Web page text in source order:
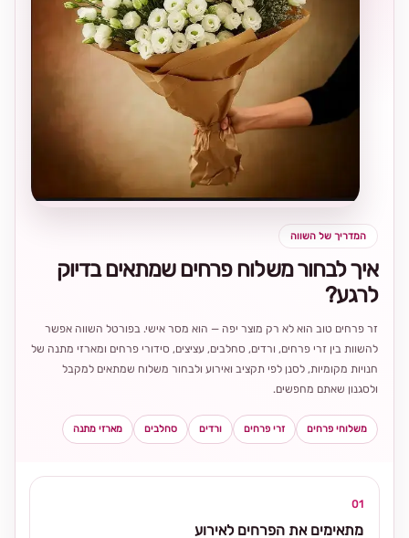
המדריך של השווה
איך לבחור משלוח פרחים שמתאים בדיוק
לרגע?
זר פרחים טוב הוא לא רק מוצר יפה — הוא מסר אישי. בפורטל השווה אפשר
להשוות בין זרי פרחים, ורדים, סחלבים, עציצים, סידורי פרחים ומארזי מתנה של
חנויות מקומיות, לסנן לפי תקציב ואירוע ולבחור משלוח שמתאים למקבל
ולסגנון שאתם מחפשים.
משלוחי פרחים זרי פרחים ורדים סחלבים מארזי מתנה
01
מתאימים את הפרחים לאירוע